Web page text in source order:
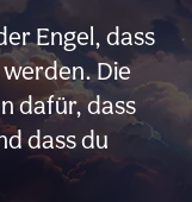
Engel, dass
Die
dafür, dass
dass du